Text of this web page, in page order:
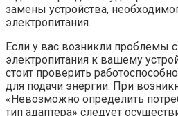
замены устройства,
электропитания.
Если у вас возникли проблемы
электропитания к вашему
стоит проверить
для подачи энергии. При
«Невозможно определить
тип адаптера» следует